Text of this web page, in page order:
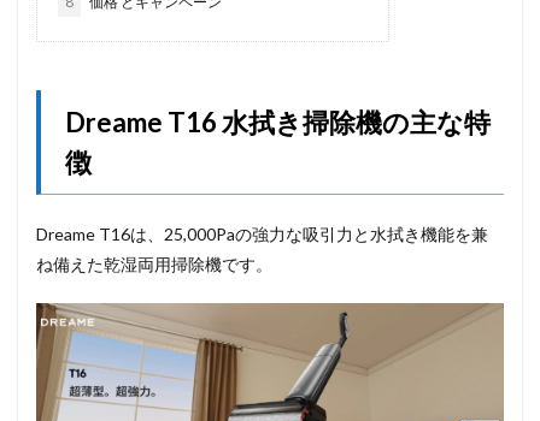
Dreame T16 水拭き掃除機の主な特
徴
Dreame T16は、25,000Paの強力な吸引力と水拭き機能を兼
ね備えた乾湿両用掃除機です。